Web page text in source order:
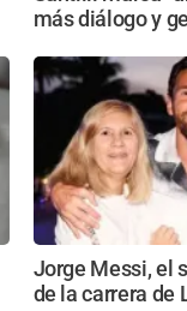
más diálogo y
Jorge Messi, el
de la carrera de